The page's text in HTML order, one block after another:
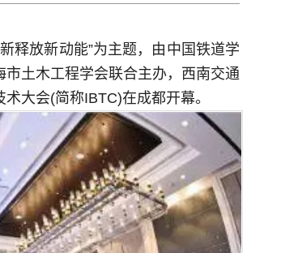
释放新动能”为主题，由中国铁道学
土木工程学会联合主办，西南交通
大会(简称IBTC)在成都开幕。